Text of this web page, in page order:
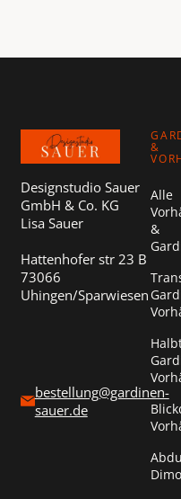
Designstudio Sauer
GmbH & Co. KG
Lisa Sauer
Hattenhofer str 23 B
73066
Uhingen/Sparwiesen
bestellung@gardinen-
sauer.de
&
Alle
&